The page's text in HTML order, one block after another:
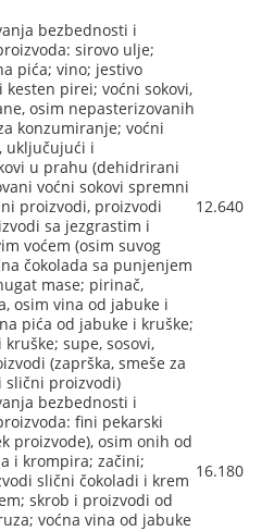
bezbednosti i
sirovo ulje;
pića; vino; jestivo
pirei; voćni sokovi,
osim nepasterizovanih
konzumiranje; voćni
uključujući i
u prahu (dehidrirani
voćni sokovi spremni
proizvodi, proizvodi
sa jezgrastim i
voćem (osim suvog
čokolada sa punjenjem
mase; pirinač,
osim vina od jabuke i
pića od jabuke i kruške;
supe, sosovi,
(zaprška, smeše za
slični proizvodi)
12.640
bezbednosti i
fini pekarski
proizvode), osim onih od
i krompira; začini;
slični čokoladi i krem
skrob i proizvodi od
voćna vina od jabuke
16.180